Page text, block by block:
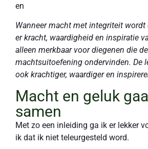
en
Wanneer macht met integriteit
er kracht, waardigheid en inspiratie
alleen merkbaar voor diegenen die
machtsuitoefening ondervinden. De
ook krachtiger, waardiger en
Macht en geluk
samen
Met zo een inleiding ga ik er lekker
ik dat ik niet teleurgesteld word.